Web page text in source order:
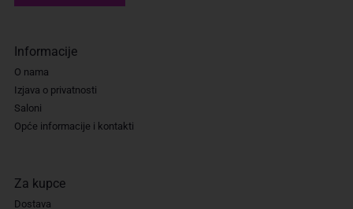
Informacije
O nama
Izjava o privatnosti
Saloni
Opće informacije i kontakti
Za kupce
Dostava